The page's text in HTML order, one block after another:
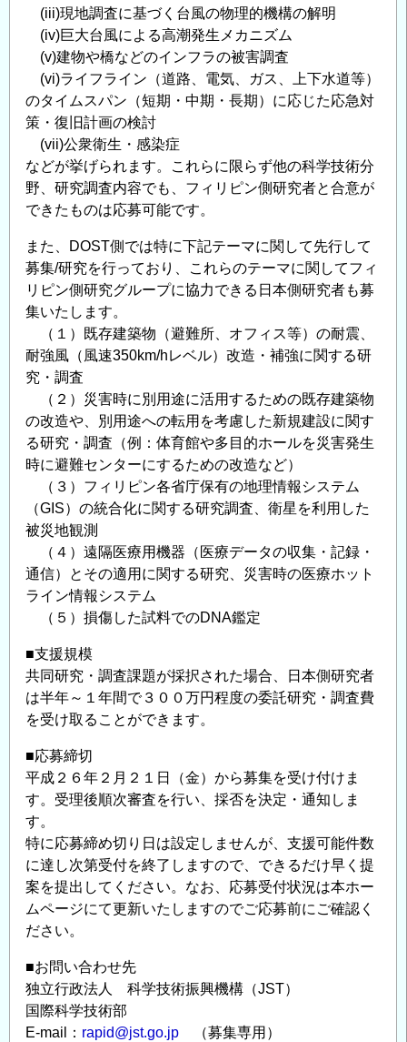
(iii)現地調査に基づく台風の物理的機構の解明
(iv)巨大台風による高潮発生メカニズム
(v)建物や橋などのインフラの被害調査
(vi)ライフライン（道路、電気、ガス、上下水道等）
のタイムスパン（短期・中期・長期）に応じた応急対
策・復旧計画の検討
(vii)公衆衛生・感染症
などが挙げられます。これらに限らず他の科学技術分
野、研究調査内容でも、フィリピン側研究者と合意が
できたものは応募可能です。
また、DOST側では特に下記テーマに関して先行して
募集/研究を行っており、これらのテーマに関してフィ
リピン側研究グループに協力できる日本側研究者も募
集いたします。
（１）既存建築物（避難所、オフィス等）の耐震、
耐強風（風速350km/hレベル）改造・補強に関する研
究・調査
（２）災害時に別用途に活用するための既存建築物
の改造や、別用途への転用を考慮した新規建設に関す
る研究・調査（例：体育館や多目的ホールを災害発生
時に避難センターにするための改造など）
（３）フィリピン各省庁保有の地理情報システム
（GIS）の統合化に関する研究調査、衛星を利用した
被災地観測
（４）遠隔医療用機器（医療データの収集・記録・
通信）とその適用に関する研究、災害時の医療ホット
ライン情報システム
（５）損傷した試料でのDNA鑑定
■支援規模
共同研究・調査課題が採択された場合、日本側研究者
は半年～１年間で３００万円程度の委託研究・調査費
を受け取ることができます。
■応募締切
平成２６年２月２１日（金）から募集を受け付けま
す。受理後順次審査を行い、採否を決定・通知しま
す。
特に応募締め切り日は設定しませんが、支援可能件数
に達し次第受付を終了しますので、できるだけ早く提
案を提出してください。なお、応募受付状況は本ホー
ムページにて更新いたしますのでご応募前にご確認く
ださい。
■お問い合わせ先
独立行政法人 科学技術振興機構（JST）
国際科学技術部
E-mail： rapid@jst.go.jp （募集専用）